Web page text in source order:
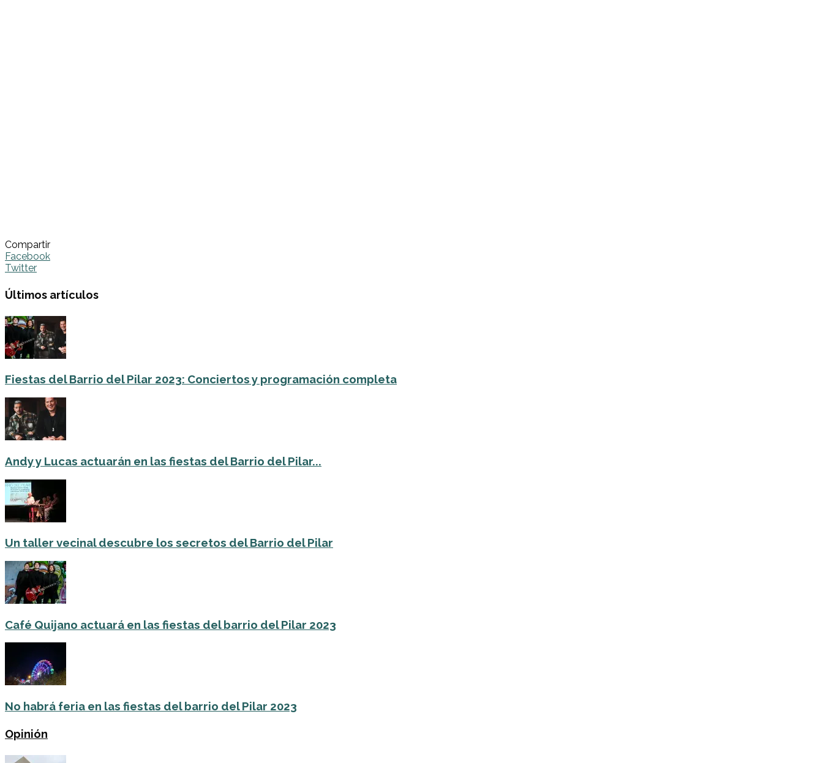
Compartir
Facebook
Twitter
Últimos artículos
Fiestas del Barrio del Pilar 2023: Conciertos y programación completa
Andy y Lucas actuarán en las fiestas del Barrio del Pilar...
Un taller vecinal descubre los secretos del Barrio del Pilar
Café Quijano actuará en las fiestas del barrio del Pilar 2023
No habrá feria en las fiestas del barrio del Pilar 2023
Opinión